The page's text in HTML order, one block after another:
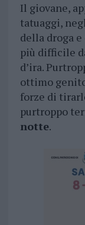
Il giovane,
tatuaggi,
della droga
più difficile
d’ira.
ottimo
forze di
purtroppo
notte.